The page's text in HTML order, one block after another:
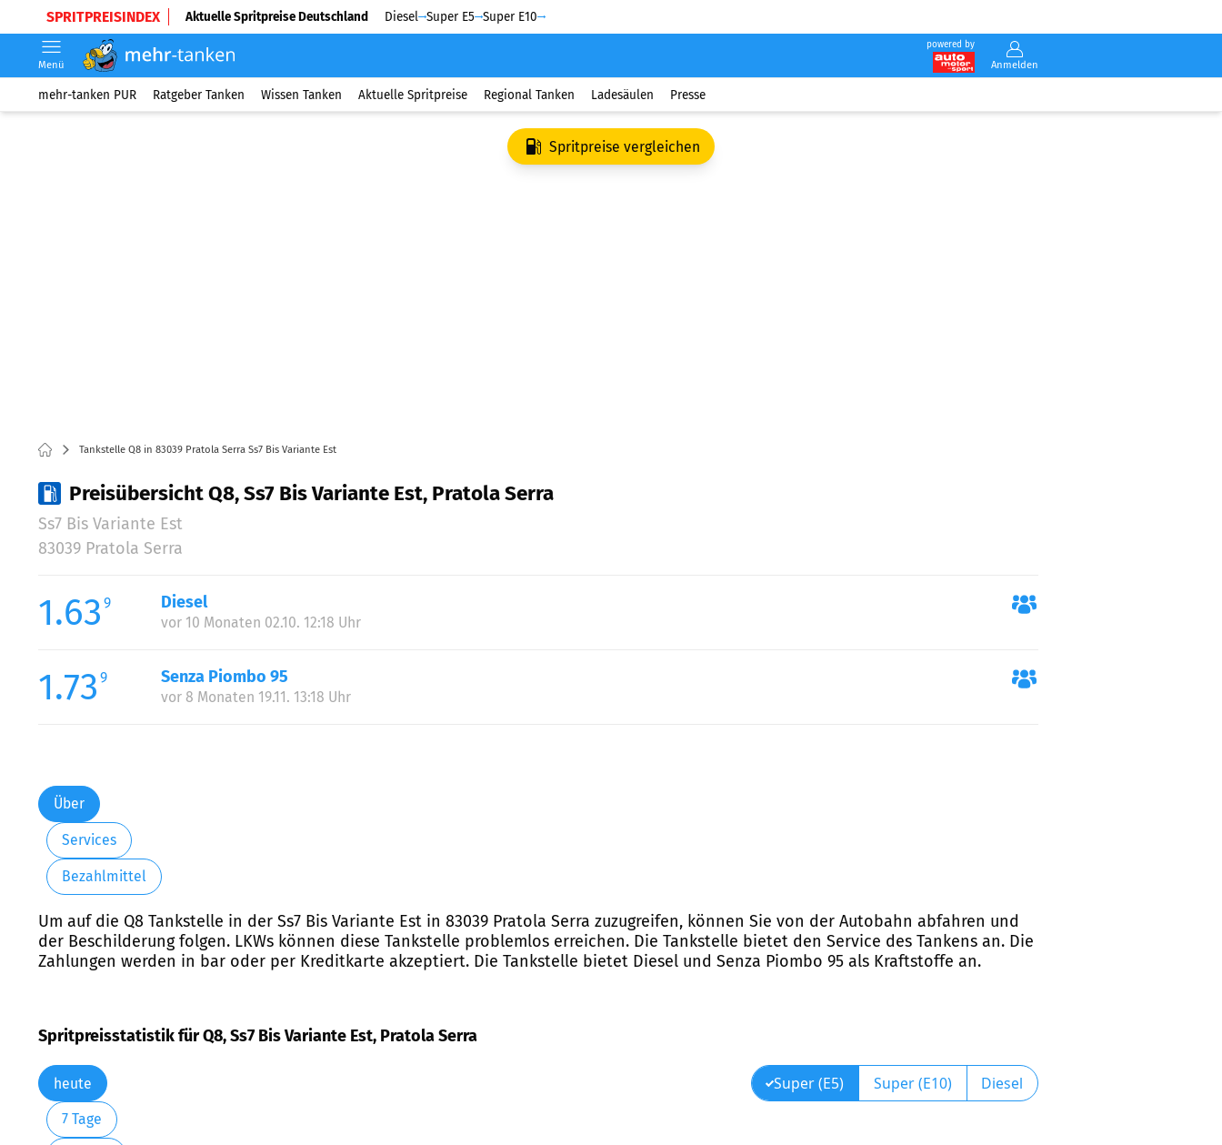
SPRITPREISINDEX Aktuelle Spritpreise Deutschland Diesel Super E5 Super E10
powered by
Anmelden
Menü
mehr-tanken PUR Ratgeber Tanken Wissen Tanken Aktuelle Spritpreise Regional Tanken Ladesäulen Presse
Spritpreise vergleichen
Tankstelle Q8 in 83039 Pratola Serra Ss7 Bis Variante Est
Preisübersicht Q8, Ss7 Bis Variante Est, Pratola Serra
Ss7 Bis Variante Est
83039 Pratola Serra
1.63 9 Diesel
vor 10 Monaten 02.10. 12:18 Uhr
1.73 9 Senza Piombo 95
vor 8 Monaten 19.11. 13:18 Uhr
Über
Services
Bezahlmittel
Um auf die Q8 Tankstelle in der Ss7 Bis Variante Est in 83039 Pratola Serra zuzugreifen, können Sie von der Autobahn abfahren und
der Beschilderung folgen. LKWs können diese Tankstelle problemlos erreichen. Die Tankstelle bietet den Service des Tankens an. Die
Zahlungen werden in bar oder per Kreditkarte akzeptiert. Die Tankstelle bietet Diesel und Senza Piombo 95 als Kraftstoffe an.
Spritpreisstatistik für Q8, Ss7 Bis Variante Est, Pratola Serra
heute
7 Tage
Super (E5) Super (E10) Diesel